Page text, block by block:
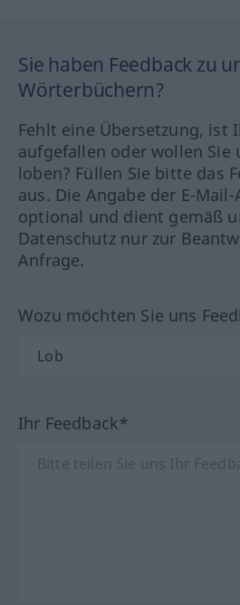
Sie haben Feedback zu
Wörterbüchern?
Fehlt eine Übersetzung, ist
aufgefallen oder wollen Sie
loben? Füllen Sie bitte das
aus. Die Angabe der E-
optional und dient gemäß
Datenschutz nur zur
Anfrage.
Wozu möchten Sie uns
Ihr Feedback*